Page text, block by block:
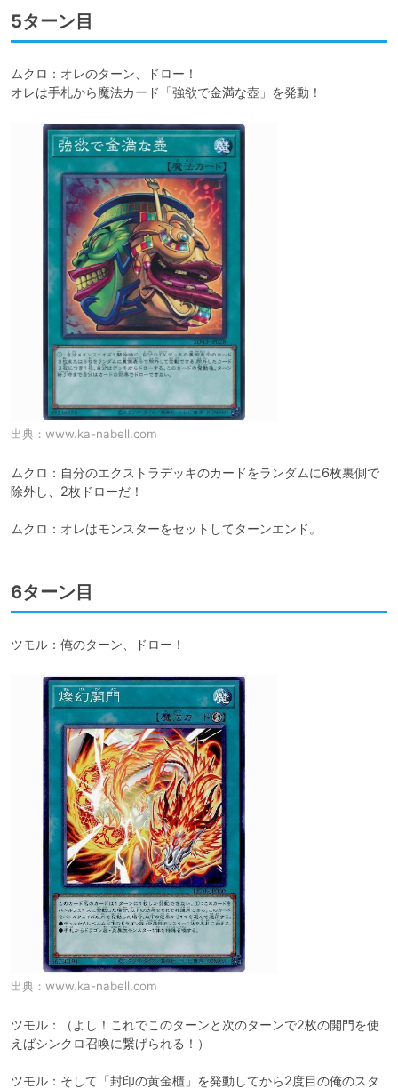
5ターン目
ムクロ：オレのターン、ドロー！
オレは手札から魔法カード「強欲で金満な壺」を発動！
出典： www.ka-nabell.com
ムクロ：自分のエクストラデッキのカードをランダムに6枚裏側で
除外し、2枚ドローだ！
ムクロ：オレはモンスターをセットしてターンエンド。
6ターン目
ツモル：俺のターン、ドロー！
出典： www.ka-nabell.com
ツモル：（よし！これでこのターンと次のターンで2枚の開門を使
えばシンクロ召喚に繋げられる！）
ツモル：そして「封印の黄金櫃」を発動してから2度目の俺のスタ